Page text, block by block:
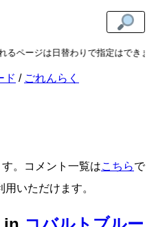
ページは日替わりで指定はできま
ド ごれんらく
。コメント一覧はこちらで
用いただけます。